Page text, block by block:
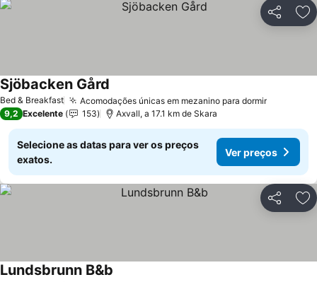
Partilhar
Bed & Breakfast Acomodações únicas em mezanino para dormirVer
Sjöbacken Gård
9,2 Excelente 153 Axvall, a 17.1 km de Skara
Selecione as datas para ver os preços
exatos.
Ver preços
Partilhar
Lundsbrunn B&b